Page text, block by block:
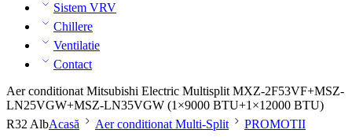
Sistem VRV
Chillere
Ventilatie
Contact
Aer conditionat Mitsubishi Electric Multisplit MXZ-2F53VF+MSZ-
LN25VGW+MSZ-LN35VGW (1×9000 BTU+1×12000 BTU)
R32 AlbAcasă Aer conditionat Multi-Split PROMOTII